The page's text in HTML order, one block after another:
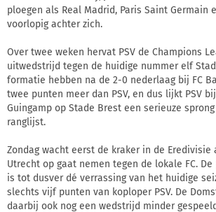
ploegen als Real Madrid, Paris Saint Germain
voorlopig achter zich.
Over twee weken hervat PSV de Champions
uitwedstrijd tegen de huidige nummer elf
formatie hebben na de 2-0 nederlaag bij FC
twee punten meer dan PSV, en dus lijkt PSV
Guingamp op Stade Brest een serieuze
ranglijst.
Zondag wacht eerst de kraker in de Eredivisie
Utrecht op gaat nemen tegen de lokale FC. De
is tot dusver dé verrassing van het huidige
slechts vijf punten van koploper PSV. De
daarbij ook nog een wedstrijd minder